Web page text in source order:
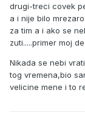
drugi-treci covek
a i nije bilo
za tim a i ako se
zuti.....primer moj
Nikada se nebi
tog vremena,bio
velicine mene i to